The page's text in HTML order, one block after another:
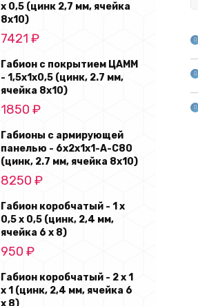
х 0,5 (цинк 2,7 мм, ячейка
8х10)
7421 ₽
Габион с покрытием ЦАММ
- 1,5х1х0,5 (цинк, 2.7 мм,
ячейка 8x10)
1850 ₽
Габионы с армирующей
панелью - 6х2х1х1-А-С80
(цинк, 2.7 мм, ячейка 8х10)
8250 ₽
Габион коробчатый - 1 х
0,5 х 0,5 (цинк, 2,4 мм,
ячейка 6 х 8)
950 ₽
Габион коробчатый - 2 х 1
х 1 (цинк, 2,4 мм, ячейка 6
х 8)